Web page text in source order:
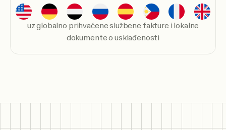
uz globalno prihvaćene službene fakture i lokalne
dokumente o usklađenosti